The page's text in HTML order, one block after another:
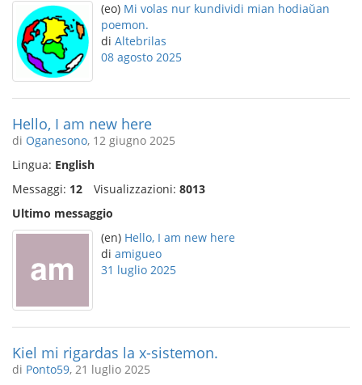
(eo) Mi volas nur kundividi mian hodiaŭan
poemon.
di Altebrilas
08 agosto 2025
Hello, I am new here
di Oganesono, 12 giugno 2025
Lingua: English
Messaggi: 12 Visualizzazioni: 8013
Ultimo messaggio
(en) Hello, I am new here
di amigueo
31 luglio 2025
Kiel mi rigardas la x-sistemon.
di Ponto59, 21 luglio 2025